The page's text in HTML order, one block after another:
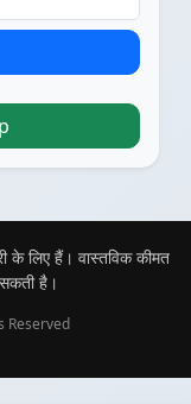
के लिए हैं। वास्तविक कीमत
है।
Reserved